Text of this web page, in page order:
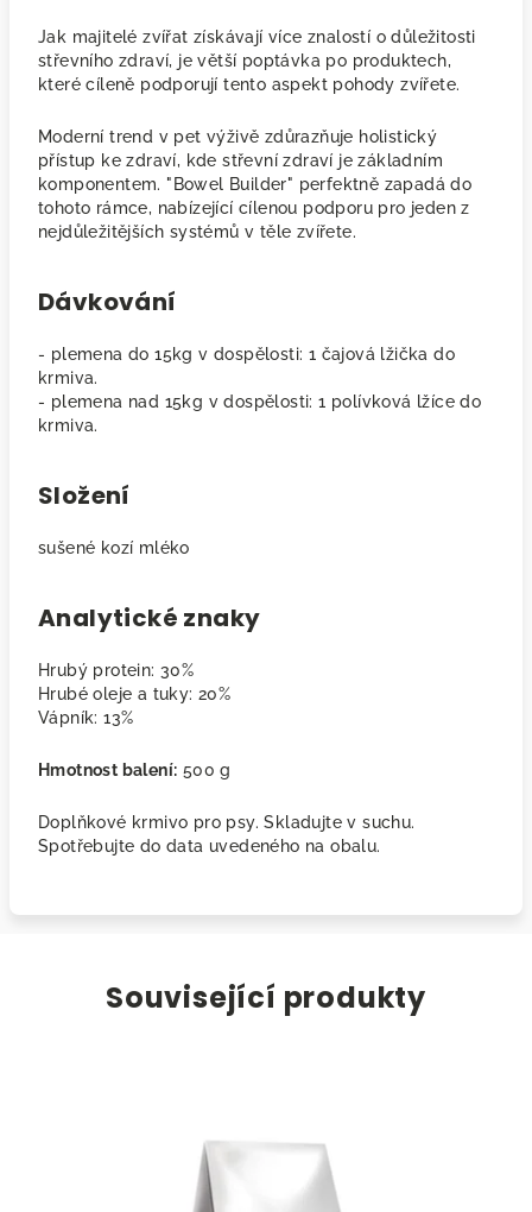
Jak majitelé zvířat získávají více znalostí o důležitosti
střevního zdraví, je větší poptávka po produktech,
které cíleně podporují tento aspekt pohody zvířete.
Moderní trend v pet výživě zdůrazňuje holistický
přístup ke zdraví, kde střevní zdraví je základním
komponentem. "Bowel Builder" perfektně zapadá do
tohoto rámce, nabízející cílenou podporu pro jeden z
nejdůležitějších systémů v těle zvířete.
Dávkování
- plemena do 15kg v dospělosti: 1 čajová lžička do
krmiva.
- plemena nad 15kg v dospělosti: 1 polívková lžíce do
krmiva.
Složení
sušené kozí mléko
Analytické znaky
Hrubý protein: 30%
Hrubé oleje a tuky: 20%
Vápník: 13%
Hmotnost balení: 500 g
Doplňkové krmivo pro psy. Skladujte v suchu.
Spotřebujte do data uvedeného na obalu.
Související produkty